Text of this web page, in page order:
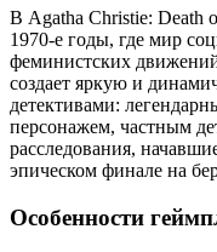
В Agatha Christie: Death
1970-е годы, где мир
феминистских
создает яркую и
детективами:
персонажем, частным
расследования,
эпическом финале на
Особенности